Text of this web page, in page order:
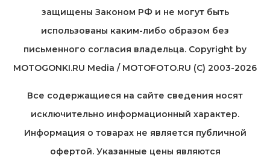
защищены Законом РФ и не могут быть
использованы каким-либо образом без
письменного согласия владельца. Copyright by
MOTOGONKI.RU Media / MOTOFOTO.RU (C) 2003-2026
Все содержащиеся на cайте сведения носят
исключительно информационный характер.
Информация о товарах не является публичной
офертой. Указанные цены являются